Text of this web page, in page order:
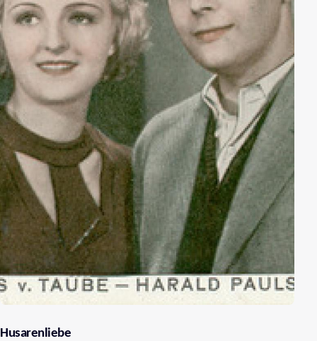
Husarenliebe